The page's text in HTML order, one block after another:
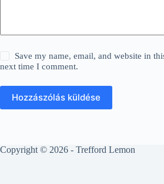
Save my name, email, and website in
next time I comment.
Hozzászólás küldése
Copyright © 2026 - Trefford Lemon